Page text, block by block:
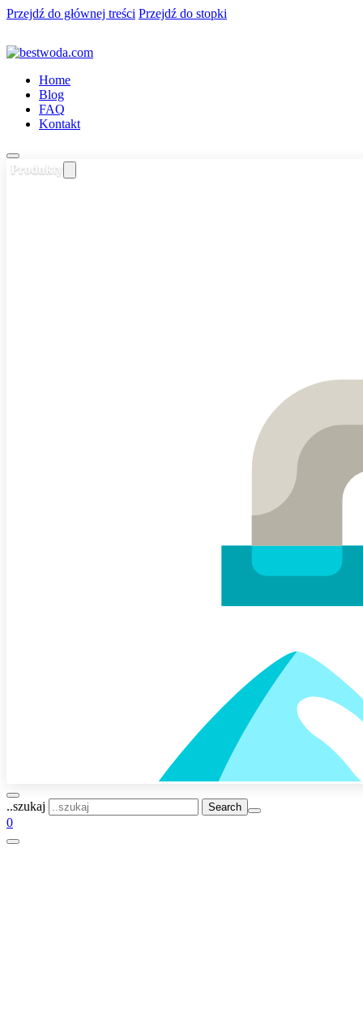
Przejdź do głównej treści Przejdź do stopki
Home
Blog
FAQ
Kontakt
Produkty
..szukaj
0